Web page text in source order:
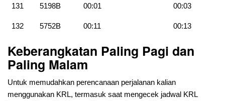
131 5198B 00:01 00:03
132 5752B 00:11 00:13
Keberangkatan Paling Pagi dan
Paling Malam
Untuk memudahkan perencanaan perjalanan kalian
menggunakan KRL, termasuk saat mengecek jadwal KRL